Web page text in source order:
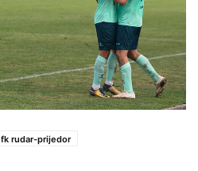
fk rudar-prijedor